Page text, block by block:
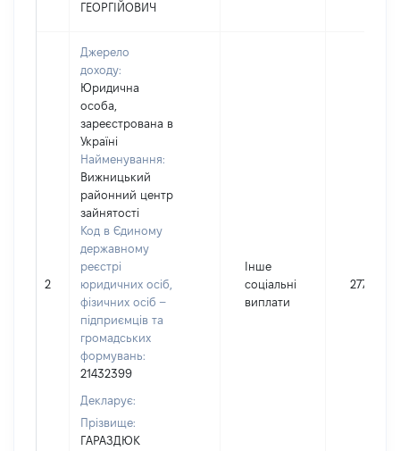
ГЕОРГІЙОВИЧ
2
Джерело
доходу:
Юридична
особа,
зареєстрована в
Україні
Найменування:
Вижницький
районний центр
зайнятості
Код в Єдиному
державному
реєстрі
юридичних осіб,
фізичних осіб –
підприємців та
громадських
формувань:
21432399
Декларує:
Прізвище:
ГАРАЗДЮК
Інше
соціальні
виплати
2776